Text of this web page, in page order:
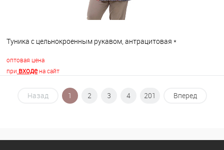
Туника с цельнокроенным рукавом, антрацитовая *
оптовая цена
при входена сайт
В корзину
Назад 1 2 3 4 201 Вперед